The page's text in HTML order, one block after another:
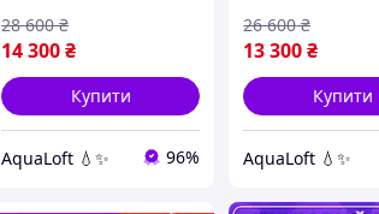
14 300₴
28 600 ₴
Купити
AquaLoft 💧✨ 96%
13 300₴
26 600 ₴
Купити
AquaLoft 💧✨